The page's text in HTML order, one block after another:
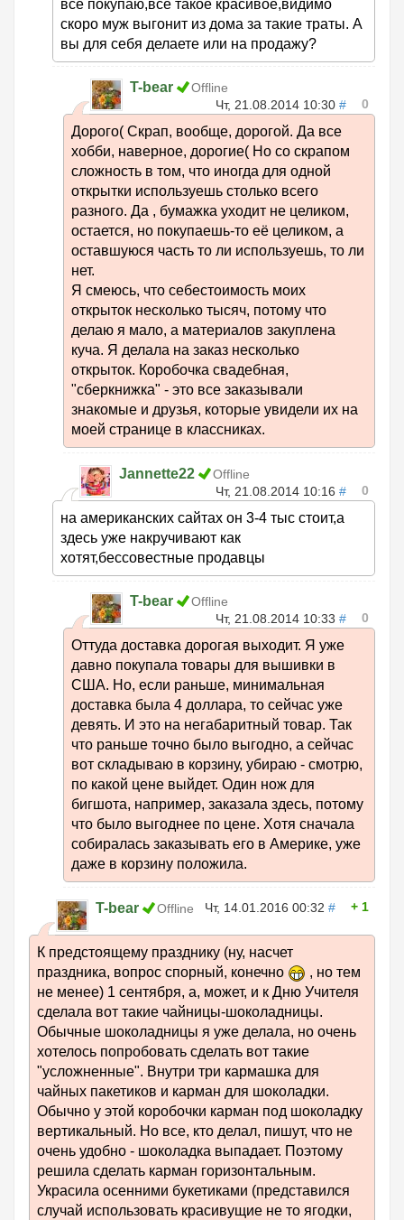
все покупаю,все такое красивое,видимо
скоро муж выгонит из дома за такие траты. А
вы для себя делаете или на продажу?
T-bear
Offline
Чт, 21.08.2014 10:30 # 0
Дорого( Скрап, вообще, дорогой. Да все
хобби, наверное, дорогие( Но со скрапом
сложность в том, что иногда для одной
открытки используешь столько всего
разного. Да , бумажка уходит не целиком,
остается, но покупаешь-то её целиком, а
оставшуюся часть то ли используешь, то ли
нет.
Я смеюсь, что себестоимость моих
открыток несколько тысяч, потому что
делаю я мало, а материалов закуплена
куча. Я делала на заказ несколько
открыток. Коробочка свадебная,
"сберкнижка" - это все заказывали
знакомые и друзья, которые увидели их на
моей странице в классниках.
Jannette22
Offline
Чт, 21.08.2014 10:16 # 0
на американских сайтах он 3-4 тыс стоит,а
здесь уже накручивают как
хотят,бессовестные продавцы
T-bear
Offline
Чт, 21.08.2014 10:33 # 0
Оттуда доставка дорогая выходит. Я уже
давно покупала товары для вышивки в
США. Но, если раньше, минимальная
доставка была 4 доллара, то сейчас уже
девять. И это на негабаритный товар. Так
что раньше точно было выгодно, а сейчас
вот складываю в корзину, убираю - смотрю,
по какой цене выйдет. Один нож для
бигшота, например, заказала здесь, потому
что было выгоднее по цене. Хотя сначала
собиралась заказывать его в Америке, уже
даже в корзину положила.
T-bear Offline Чт, 14.01.2016 00:32 # 1
К предстоящему празднику (ну, насчет
праздника, вопрос спорный, конечно
, но тем
не менее) 1 сентября, а, может, и к Дню Учителя
сделала вот такие чайницы-шоколадницы.
Обычные шоколадницы я уже делала, но очень
хотелось попробовать сделать вот такие
"усложненные". Внутри три кармашка для
чайных пакетиков и карман для шоколадки.
Обычно у этой коробочки карман под шоколадку
вертикальный. Но все, кто делал, пишут, что не
очень удобно - шоколадка выпадает. Поэтому
решила сделать карман горизонтальным.
Украсила осенними букетиками (представился
случай использовать красивущие не то ягодки,